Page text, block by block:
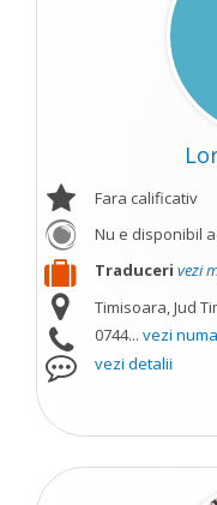
Fara calificativ
Nu e disponibil
Traduceri vezi
Timisoara, Jud
0744... vezi
vezi detalii